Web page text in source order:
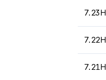
7.23H
7.22H
7.21H